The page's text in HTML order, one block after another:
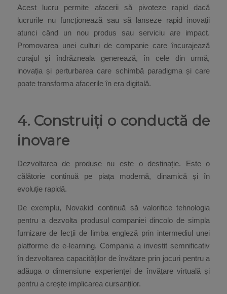
Acest lucru permite afacerii să pivoteze rapid dacă
lucrurile nu funcționează sau să lanseze rapid inovații
atunci când un nou produs sau serviciu are impact.
Promovarea unei culturi de companie care încurajează
curajul și îndrăzneala generează, în cele din urmă,
inovația și perturbarea care schimbă paradigma și care
poate transforma afacerile în era digitală.
4. Construiți o conductă de
inovare
Dezvoltarea de produse nu este o destinație. Este o
călătorie continuă pe piața modernă, dinamică și în
evoluție rapidă.
De exemplu, Novakid continuă să valorifice tehnologia
pentru a dezvolta produsul companiei dincolo de simpla
furnizare de lecții de limba engleză prin intermediul unei
platforme de e-learning. Compania a investit semnificativ
în dezvoltarea capacităților de învățare prin jocuri pentru a
adăuga o dimensiune experienței de învățare virtuală și
pentru a crește implicarea cursanților.